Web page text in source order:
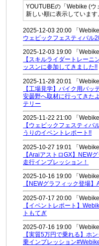
YOUTUBEの「Webike (ウ
新しい順に表示しています
2025-12-03 20:00 「Webike
ウェビックフェスティバル
2025-12-03 19:00 「Webike
【スキルライダートレーニ
ッスンに参加してきました!!
2025-11-28 20:01 「Webike
【工場見学】バイク用バッ
安曇野へ取材に行ってきた
テリー
2025-11-22 21:00 「Webike
【ウェビックフェスティ
うりのイベントレポート!!
2025-10-27 19:01 「Webike
【AraiアストロGX】NEW
走行インプレッション！
2025-10-16 19:00 「Webike
【NEWグラフィック登場
2025-07-17 20:00 「Webike
【イベントレポート】
トもてぎ
2025-07-16 19:00 「Webike
【実質5万円で乗れる】ホ
乗インプレッション